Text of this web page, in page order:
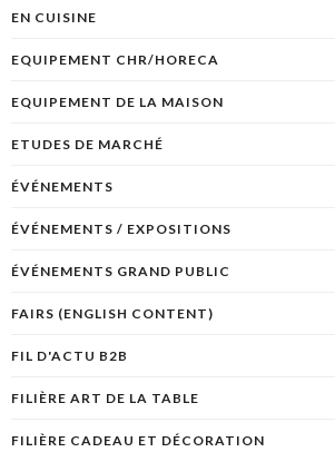
EN CUISINE
EQUIPEMENT CHR/HORECA
EQUIPEMENT DE LA MAISON
ETUDES DE MARCHÉ
ÉVÉNEMENTS
ÉVÉNEMENTS / EXPOSITIONS
ÉVÉNEMENTS GRAND PUBLIC
FAIRS (ENGLISH CONTENT)
FIL D'ACTU B2B
FILIÈRE ART DE LA TABLE
FILIÈRE CADEAU ET DÉCORATION